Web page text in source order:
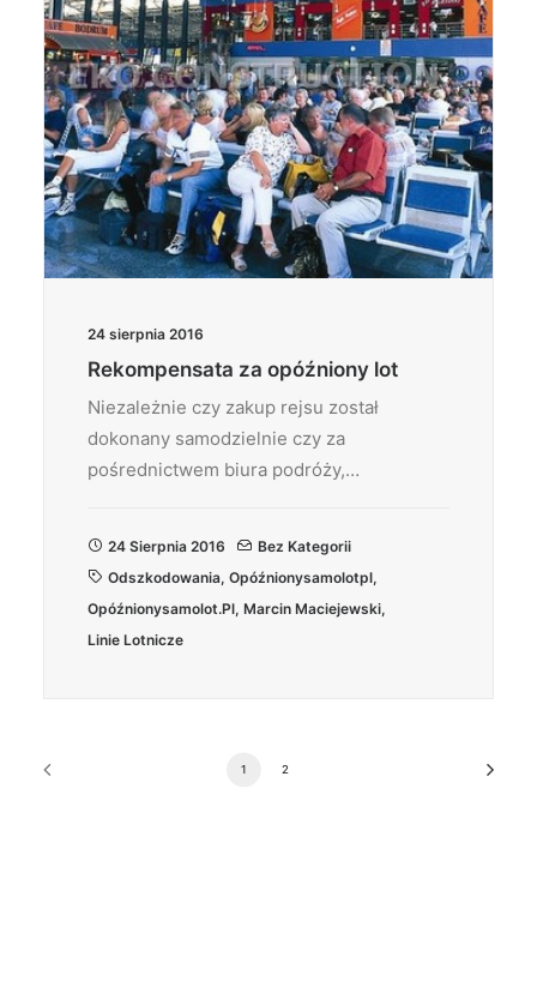
24 sierpnia 2016
Rekompensata za opóźniony lot
Niezależnie czy zakup rejsu został
dokonany samodzielnie czy za
pośrednictwem biura podróży,…
24 Sierpnia 2016
Bez Kategorii
Odszkodowania, Opóźnionysamolotpl,
Opóźnionysamolot.pl, Marcin Maciejewski,
Linie Lotnicze
1 2